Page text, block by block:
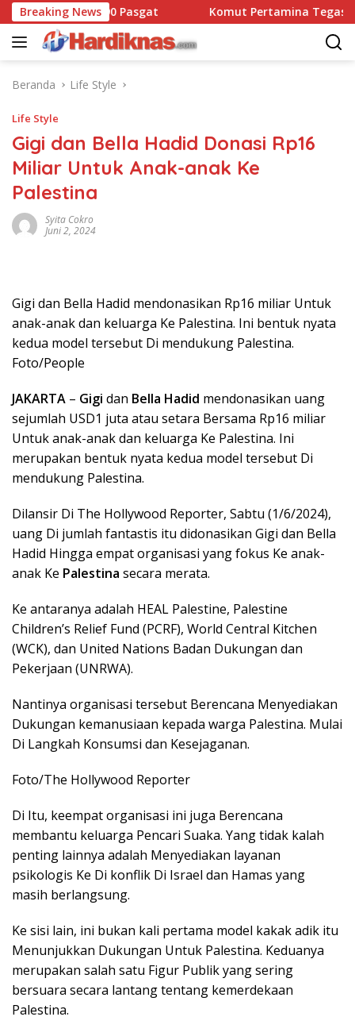
Langsung
ke
konten
Breaking News90 Pasgat Komut Pertamina Tegaskan
Beranda Life Style
Life Style
Gigi dan Bella Hadid Donasi Rp16
Miliar Untuk Anak-anak Ke
Palestina
Syita Cokro
Juni 2, 2024
Gigi dan Bella Hadid mendonasikan Rp16 miliar Untuk
anak-anak dan keluarga Ke Palestina. Ini bentuk nyata
kedua model tersebut Di mendukung Palestina.
Foto/People
JAKARTA – Gigi dan Bella Hadid mendonasikan uang
sejumlah USD1 juta atau setara Bersama Rp16 miliar
Untuk anak-anak dan keluarga Ke Palestina. Ini
merupakan bentuk nyata kedua model tersebut Di
mendukung Palestina.
Dilansir Di The Hollywood Reporter, Sabtu (1/6/2024),
uang Di jumlah fantastis itu didonasikan Gigi dan Bella
Hadid Hingga empat organisasi yang fokus Ke anak-
anak Ke Palestina secara merata.
Ke antaranya adalah HEAL Palestine, Palestine
Children’s Relief Fund (PCRF), World Central Kitchen
(WCK), dan United Nations Badan Dukungan dan
Pekerjaan (UNRWA).
Nantinya organisasi tersebut Berencana Menyediakan
Dukungan kemanusiaan kepada warga Palestina. Mulai
Di Langkah Konsumsi dan Kesejaganan.
Foto/The Hollywood Reporter
Di Itu, keempat organisasi ini juga Berencana
membantu keluarga Pencari Suaka. Yang tidak kalah
penting lainnya adalah Menyediakan layanan
psikologis Ke Di konflik Di Israel dan Hamas yang
masih berlangsung.
Ke sisi lain, ini bukan kali pertama model kakak adik itu
Menunjukkan Dukungan Untuk Palestina. Keduanya
merupakan salah satu Figur Publik yang sering
bersuara secara lantang tentang kemerdekaan
Palestina.